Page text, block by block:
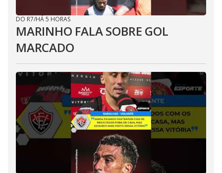
DO R7/HÁ 5 HORAS
MARINHO FALA SOBRE GOL
MARCADO